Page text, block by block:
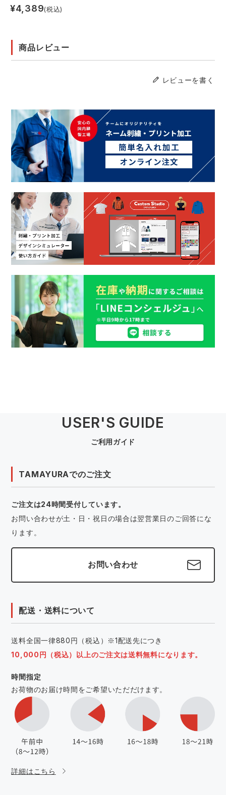
¥4,389(税込)
商品レビュー
レビューを書く
USER'S GUIDE
ご利用ガイド
TAMAYURAでのご注文
ご注文は24時間受付しています。
お問い合わせが土・日・祝日の場合は翌営業日のご回答にな
ります。
お問い合わせ
配送・送料について
送料全国一律880円（税込）※1配送先につき
10,000円（税込）以上のご注文は送料無料になります。
時間指定
お荷物のお届け時間をご希望いただだけます。
詳細はこちら